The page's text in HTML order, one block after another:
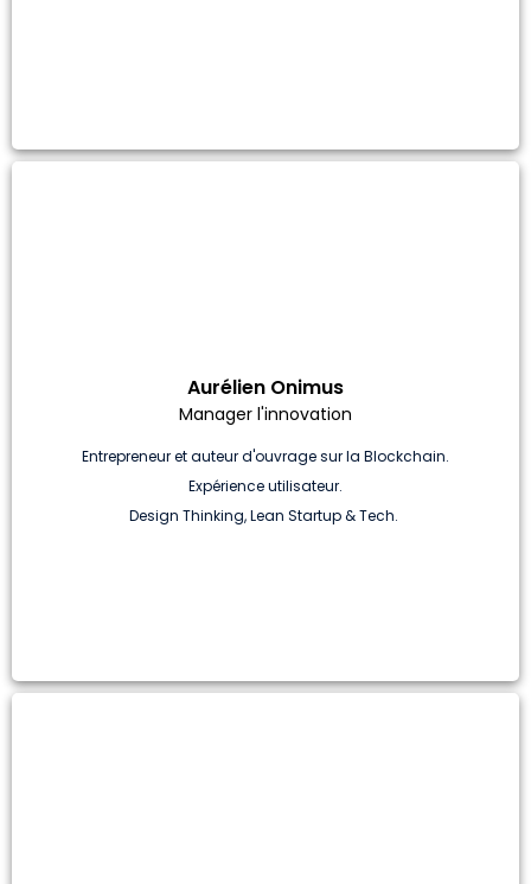
Aurélien Onimus
Manager l'innovation
Entrepreneur et auteur d'ouvrage sur la Blockchain.
Expérience utilisateur.
Design Thinking, Lean Startup & Tech.